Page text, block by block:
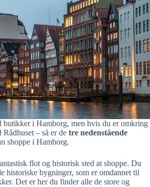
butikker i Hamborg, men hvis du er omkring
– så er de tre nedenstående
shoppe i Hamborg.
flot og historisk sted at shoppe. Du
historiske bygninger, som er omdannet til
Det er her du finder alle de store og